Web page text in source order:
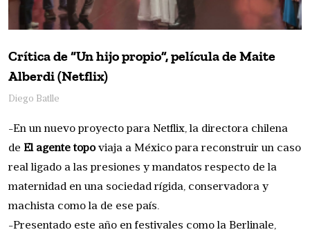
Crítica de “Un hijo propio”, película de Maite
Alberdi (Netflix)
Diego Batlle
-En un nuevo proyecto para Netflix, la directora chilena
de El agente topoviaja a México para reconstruir un caso
real ligado a las presiones y mandatos respecto de la
maternidad en una sociedad rígida, conservadora y
machista como la de ese país.
-Presentado este año en festivales como la Berlinale,